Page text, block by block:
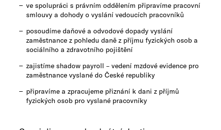
ve spolupráci s právním oddělením připravíme pracovní
smlouvy a dohody o vyslání vedoucích pracovníků
posoudíme daňové a odvodové dopady vyslání
zaměstnance z pohledu daně z příjmu fyzických osob a
sociálního a zdravotního pojištění
zajistíme shadow payroll – vedení mzdové evidence pro
zaměstnance vyslané do České republiky
připravíme a zpracujeme přiznání k dani z příjmů
fyzických osob pro vyslané pracovníky